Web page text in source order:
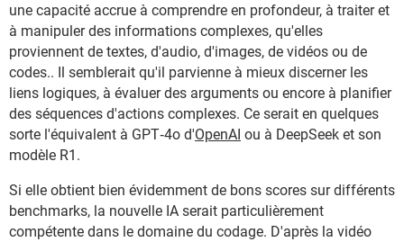
une capacité accrue à comprendre en profondeur, à traiter et
à manipuler des informations complexes, qu'elles
proviennent de textes, d'audio, d'images, de vidéos ou de
codes.. Il semblerait qu'il parvienne à mieux discerner les
liens logiques, à évaluer des arguments ou encore à planifier
des séquences d'actions complexes. Ce serait en quelques
sorte l'équivalent à GPT‑4o d'OpenAI ou à DeepSeek et son
modèle R1.
Si elle obtient bien évidemment de bons scores sur différents
benchmarks, la nouvelle IA serait particulièrement
compétente dans le domaine du codage. D'après la vidéo